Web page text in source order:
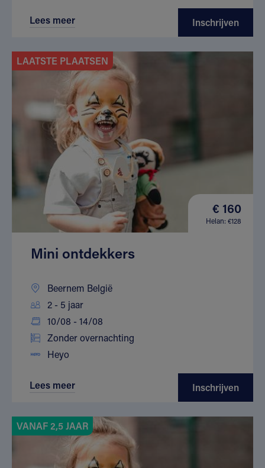
Lees meer Inschrijven
LAATSTE PLAATSEN
€ 160
Helan: €128
Mini ontdekkers
Beernem België
2 - 5 jaar
10/08 - 14/08
Zonder overnachting
Heyo
Lees meer Inschrijven
VANAF 2,5 JAAR